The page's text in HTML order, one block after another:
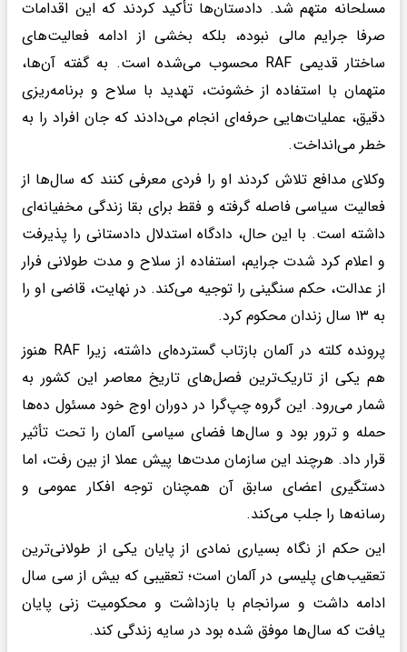
مسلحانه متهم شد. دادستان‌ها تأکید کردند که این اقدامات
صرفا جرایم مالی نبوده، بلکه بخشی از ادامه فعالیت‌های
ساختار قدیمی RAF محسوب می‌شده است. به گفته آن‌ها،
متهمان با استفاده از خشونت، تهدید با سلاح و برنامه‌ریزی
دقیق، عملیات‌هایی حرفه‌ای انجام می‌دادند که جان افراد را به
خطر می‌انداخت.
وکلای مدافع تلاش کردند او را فردی معرفی کنند که سال‌ها از
فعالیت سیاسی فاصله گرفته و فقط برای بقا زندگی مخفیانه‌ای
داشته است. با این حال، دادگاه استدلال دادستانی را پذیرفت
و اعلام کرد شدت جرایم، استفاده از سلاح و مدت طولانی فرار
از عدالت، حکم سنگینی را توجیه می‌کند. در نهایت، قاضی او را
به ۱۳ سال زندان محکوم کرد.
پرونده کلته در آلمان بازتاب گسترده‌ای داشته، زیرا RAF هنوز
هم یکی از تاریک‌ترین فصل‌های تاریخ معاصر این کشور به
شمار می‌رود. این گروه چپ‌گرا در دوران اوج خود مسئول ده‌ها
حمله و ترور بود و سال‌ها فضای سیاسی آلمان را تحت تأثیر
قرار داد. هرچند این سازمان مدت‌ها پیش عملا از بین رفت، اما
دستگیری اعضای سابق آن همچنان توجه افکار عمومی و
رسانه‌ها را جلب می‌کند.
این حکم از نگاه بسیاری نمادی از پایان یکی از طولانی‌ترین
تعقیب‌های پلیسی در آلمان است؛ تعقیبی که بیش از سی سال
ادامه داشت و سرانجام با بازداشت و محکومیت زنی پایان
یافت که سال‌ها موفق شده بود در سایه زندگی کند.